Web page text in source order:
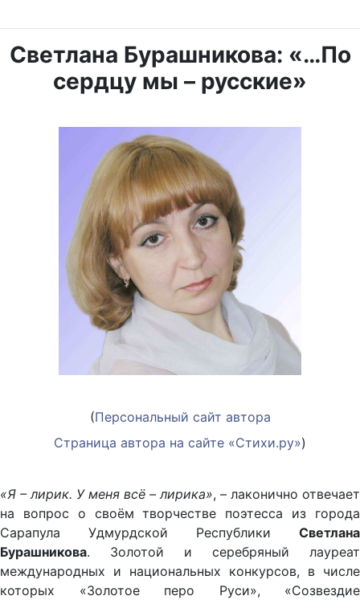
Светлана Бурашникова: «…По
сердцу мы – русские»
(Персональный сайт автора
Страница автора на сайте «Стихи.ру»)
«Я – лирик. У меня всё – лирика», – лаконично отвечает
на вопрос о своём творчестве поэтесса из города
Сарапула Удмурдской Республики Светлана
Бурашникова. Золотой и серебряный лауреат
международных и национальных конкурсов, в числе
которых «Золотое перо Руси», «Созвездие